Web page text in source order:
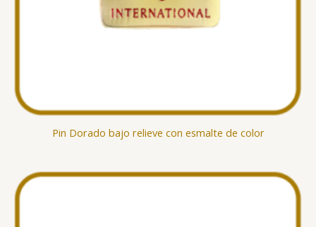
Pin Dorado bajo relieve con esmalte de color